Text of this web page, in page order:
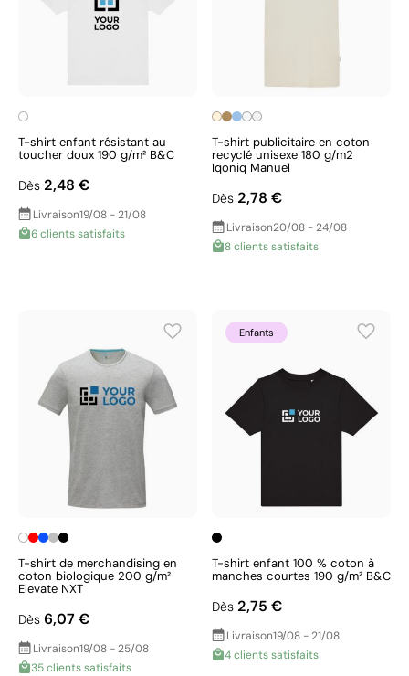
T-shirt enfant résistant au
toucher doux 190 g/m² B&C
Dès 2,48 €
Livraison19/08 - 21/08
6 clients satisfaits
T-shirt publicitaire en coton
recyclé unisexe 180 g/m2
Iqoniq Manuel
Dès 2,78 €
Livraison20/08 - 24/08
8 clients satisfaits
T-shirt de merchandising en
coton biologique 200 g/m²
Elevate NXT
Dès 6,07 €
Livraison19/08 - 25/08
35 clients satisfaits
Enfants
T-shirt enfant 100 % coton à
manches courtes 190 g/m² B&C
Dès 2,75 €
Livraison19/08 - 21/08
4 clients satisfaits